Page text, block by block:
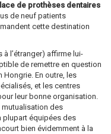
de prothèses dentaires
de neuf patients
cette destination
à l’étranger) affirme lui-
de remettre en question
Hongrie. En outre, les
et les centres
leur bonne organisation.
mutualisation des
plupart équipées des
bien évidemment à la